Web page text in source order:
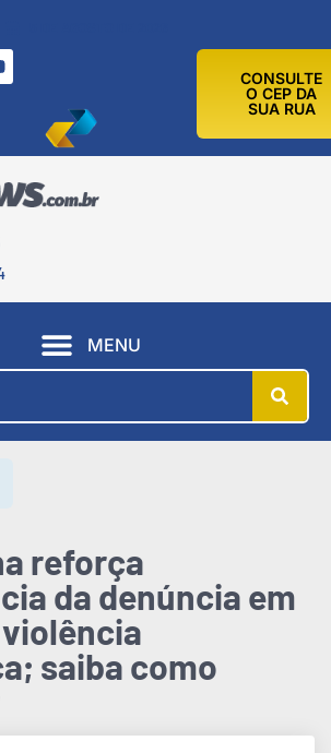
CONSULTE
O CEP DA
SUA RUA
MENU
reforça
da denúncia em
saiba como